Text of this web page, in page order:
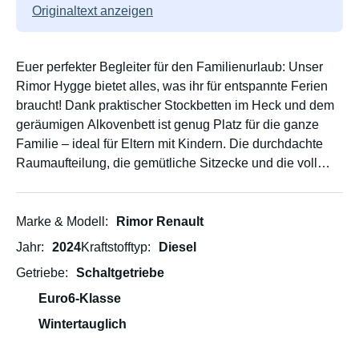
Originaltext anzeigen
Euer perfekter Begleiter für den Familienurlaub: Unser
Rimor Hygge bietet alles, was ihr für entspannte Ferien
braucht! Dank praktischer Stockbetten im Heck und dem
geräumigen Alkovenbett ist genug Platz für die ganze
Familie – ideal für Eltern mit Kindern. Die durchdachte
Raumaufteilung, die gemütliche Sitzecke und die voll
Freiheit genießen!
Marke & Modell
Rimor Renault
Jahr
2024Kraftstofftyp
Diesel
Getriebe
Schaltgetriebe
Euro6-Klasse
Wintertauglich